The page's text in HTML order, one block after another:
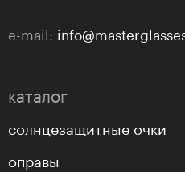
e-mail:
каталог
солнцезащитные очки
оправы